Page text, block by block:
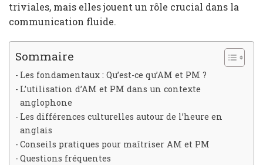
triviales, mais elles jouent un rôle crucial dans la
communication fluide.
Sommaire
Les fondamentaux : Qu’est-ce qu’AM et PM ?
L’utilisation d’AM et PM dans un contexte
anglophone
Les différences culturelles autour de l’heure en
anglais
Conseils pratiques pour maîtriser AM et PM
Questions fréquentes